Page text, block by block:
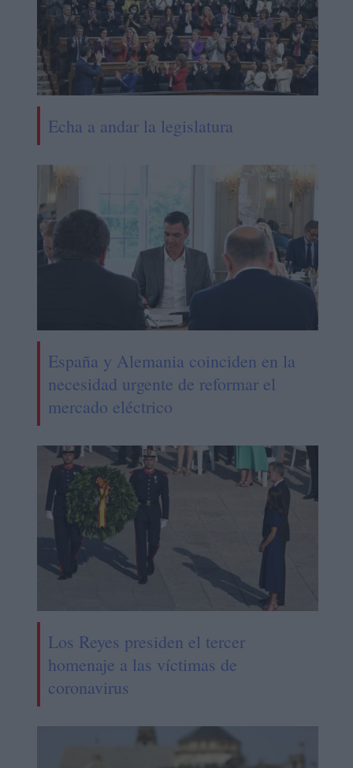
Echa a andar la legislatura
España y Alemania coinciden en la
necesidad urgente de reformar el
mercado eléctrico
Los Reyes presiden el tercer
homenaje a las víctimas de
coronavirus